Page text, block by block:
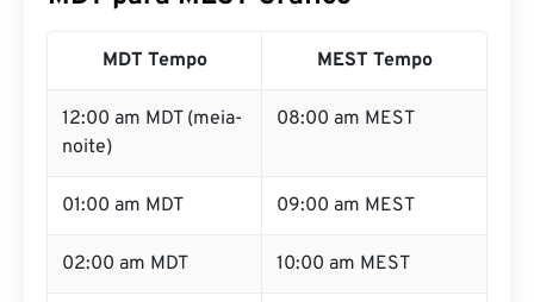
MDT Tempo MEST Tempo
12:00 am MDT (meia-
noite)
08:00 am MEST
01:00 am MDT 09:00 am MEST
02:00 am MDT 10:00 am MEST